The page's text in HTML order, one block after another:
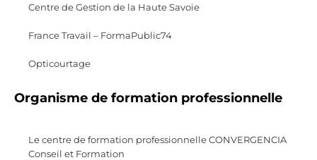
Centre de Gestion de la Haute Savoie
France Travail – FormaPublic74
Opticourtage
Organisme de formation professionnelle
Le centre de formation professionnelle CONVERGENCIA
Conseil et Formation